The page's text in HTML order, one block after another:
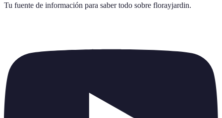
Tu fuente de información para saber todo sobre florayjardin.